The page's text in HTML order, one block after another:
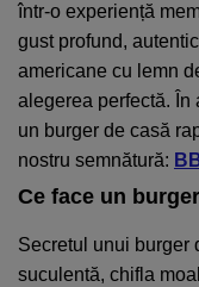
într-o experiență
gust profund,
americane cu lemn
alegerea perfectă. În
un burger de casă
nostru semnătură:
Ce face un
Secretul unui burger
suculentă, chifla